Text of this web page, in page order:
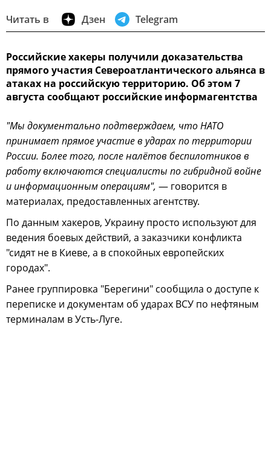
Читать в Дзен Telegram
Российские хакеры получили доказательства
прямого участия Североатлантического альянса в
атаках на российскую территорию. Об этом 7
августа сообщают российские информагентства
"Мы документально подтверждаем, что НАТО
принимает прямое участие в ударах по территории
России. Более того, после налётов беспилотников в
работу включаются специалисты по гибридной войне
и информационным операциям", — говорится в
материалах, предоставленных агентству.
По данным хакеров, Украину просто используют для
ведения боевых действий, а заказчики конфликта
"сидят не в Киеве, а в спокойных европейских
городах".
Ранее группировка "Берегини" сообщила о доступе к
переписке и документам об ударах ВСУ по нефтяным
терминалам в Усть-Луге.